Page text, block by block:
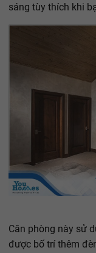
sáng tùy thích khi
Căn phòng này sử
được bố trí thêm